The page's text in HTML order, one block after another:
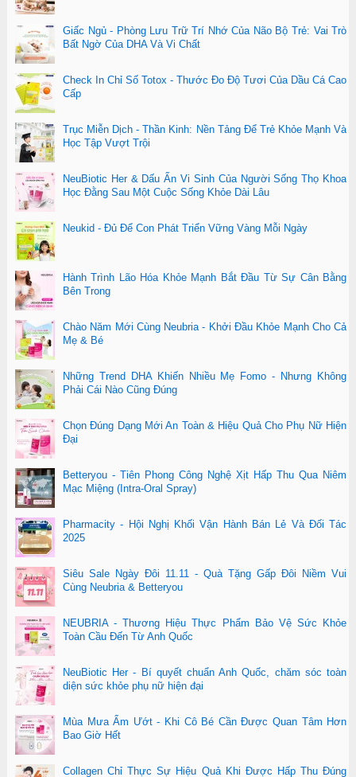
Giấc Ngủ - Phòng Lưu Trữ Trí Nhớ Của Não Bộ Trẻ: Vai Trò
Bất Ngờ Của DHA Và Vi Chất
Check In Chỉ Số Totox - Thước Đo Độ Tươi Của Dầu Cá Cao
Cấp
Trục Miễn Dịch - Thần Kinh: Nền Tảng Để Trẻ Khỏe Mạnh Và
Học Tập Vượt Trội
NeuBiotic Her & Dấu Ấn Vi Sinh Của Người Sống Thọ Khoa
Học Đằng Sau Một Cuộc Sống Khỏe Dài Lâu
Neukid - Đủ Để Con Phát Triển Vững Vàng Mỗi Ngày
Hành Trình Lão Hóa Khỏe Mạnh Bắt Đầu Từ Sự Cân Bằng
Bên Trong
Chào Năm Mới Cùng Neubria - Khởi Đầu Khỏe Mạnh Cho Cả
Mẹ & Bé
Những Trend DHA Khiến Nhiều Mẹ Fomo - Nhưng Không
Phải Cái Nào Cũng Đúng
Chọn Đúng Dạng Mới An Toàn & Hiệu Quả Cho Phụ Nữ Hiện
Đại
Betteryou - Tiên Phong Công Nghệ Xịt Hấp Thu Qua Niêm
Mạc Miệng (Intra-Oral Spray)
Pharmacity - Hội Nghị Khối Vận Hành Bán Lẻ Và Đối Tác
2025
Siêu Sale Ngày Đôi 11.11 - Quà Tặng Gấp Đôi Niềm Vui
Cùng Neubria & Betteryou
NEUBRIA - Thương Hiệu Thực Phẩm Bảo Vệ Sức Khỏe
Toàn Cầu Đến Từ Anh Quốc
NeuBiotic Her - Bí quyết chuẩn Anh Quốc, chăm sóc toàn
diện sức khỏe phụ nữ hiện đại
Mùa Mưa Ẩm Ướt - Khi Cô Bé Cần Được Quan Tâm Hơn
Bao Giờ Hết
Collagen Chỉ Thực Sự Hiệu Quả Khi Được Hấp Thu Đúng